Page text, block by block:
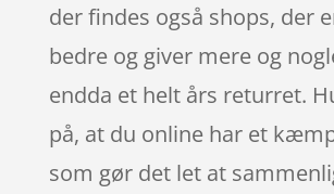
der findes også shops, der
bedre og giver mere og
endda et helt års returret.
på, at du online har et
som gør det let at